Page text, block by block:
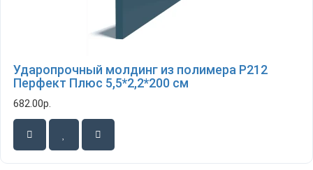
Ударопрочный молдинг из полимера P212
Перфект Плюс 5,5*2,2*200 см
682.00р.